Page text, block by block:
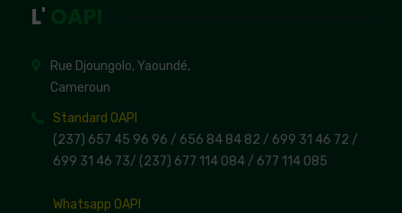
L'
Rue Djoungolo, Yaoundé,
Cameroun
Standard OAPI
(237) 657 45 96 96 / 656 84 84 82 / 699 31 46 72 /
699 31 46 73/ (237) 677 114 084 / 677 114 085
Whatsapp OAPI